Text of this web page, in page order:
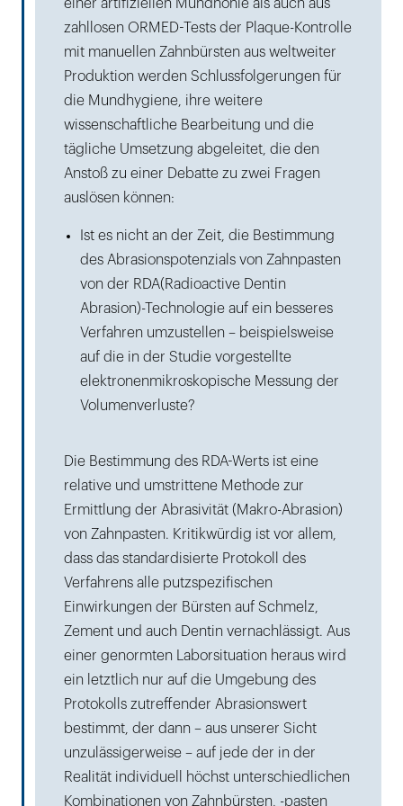
einer artifiziellen Mundhöhle als auch aus
zahllosen ORMED-Tests der Plaque-Kontrolle
mit manuellen Zahnbürsten aus weltweiter
Produktion werden Schlussfolgerungen für
die Mundhygiene, ihre weitere
wissenschaftliche Bearbeitung und die
tägliche Umsetzung abgeleitet, die den
Anstoß zu einer Debatte zu zwei Fragen
auslösen können:
Ist es nicht an der Zeit, die Bestimmung
des Abrasionspotenzials von Zahnpasten
von der RDA(Radioactive Dentin
Abrasion)-Technologie auf ein besseres
Verfahren umzustellen – beispielsweise
auf die in der Studie vorgestellte
elektronenmikroskopische Messung der
Volumenverluste?
Die Bestimmung des RDA-Werts ist eine
relative und umstrittene Methode zur
Ermittlung der Abrasivität (Makro-Abrasion)
von Zahnpasten. Kritikwürdig ist vor allem,
dass das standardisierte Protokoll des
Verfahrens alle putzspezifischen
Einwirkungen der Bürsten auf Schmelz,
Zement und auch Dentin vernachlässigt. Aus
einer genormten Laborsituation heraus wird
ein letztlich nur auf die Umgebung des
Protokolls zutreffender Abrasionswert
bestimmt, der dann – aus unserer Sicht
unzulässigerweise – auf jede der in der
Realität individuell höchst unterschiedlichen
Kombinationen von Zahnbürsten, -pasten